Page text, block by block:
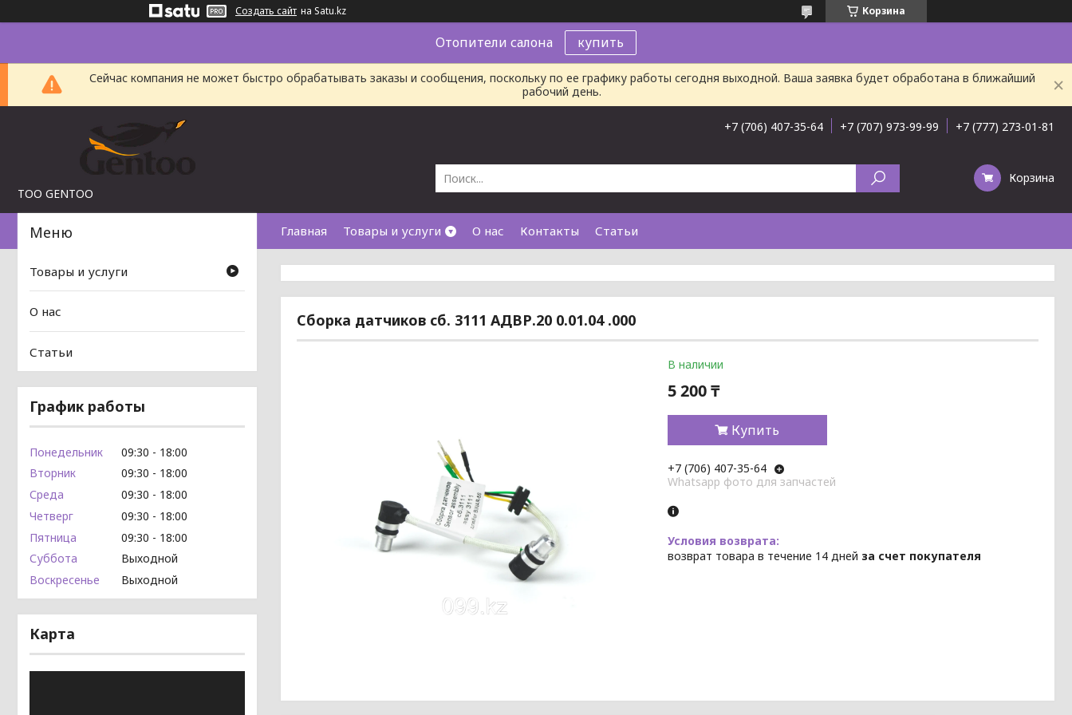
Создать сайт на Satu.kz Корзина
Отопители салона купить
Сейчас компания не может быстро обрабатывать заказы и сообщения, поскольку по ее графику работы сегодня выходной. Ваша заявка будет обработана в ближайший
рабочий день.
TOO GENTOO
+7 (706) 407-35-64 +7 (707) 973-99-99 +7 (777) 273-01-81
Корзина
Главная Товары и услуги О нас Контакты Статьи
Сборка датчиков сб. 3111 АДВР.20 0.01.04 .000
В наличии
5 200 ₸
Купить
+7 (706) 407-35-64
Whatsapp фото для запчастей
возврат товара в течение 14 дней за счет покупателя
Товары и услуги
О нас
Статьи
График работы
Понедельник 09:30
18:00
Вторник
09:30
18:00
Среда
09:30
18:00
Четверг
09:30
18:00
Пятница
09:30
18:00
Суббота
Выходной
Воскресенье
Выходной
Карта